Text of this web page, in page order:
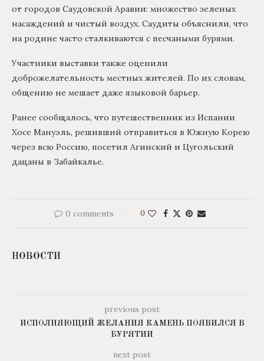
от городов Саудовской Аравии: множество зеленых
насаждений и чистый воздух. Саудиты объяснили, что
на родине часто сталкиваются с песчаными бурями.
Участники выставки также оценили
доброжелательность местных жителей. По их словам,
общению не мешает даже языковой барьер.
Ранее сообщалось, что путешественник из Испании
Хосе Мануэль, решивший отправиться в Южную Корею
через всю Россию, посетил Агинский и Цугольский
дацаны в Забайкалье.
0 comments 0
НОВОСТИ
previous post
ИСПОЛНЯЮЩИЙ ЖЕЛАНИЯ КАМЕНЬ ПОЯВИЛСЯ В
БУРЯТИИ
next post